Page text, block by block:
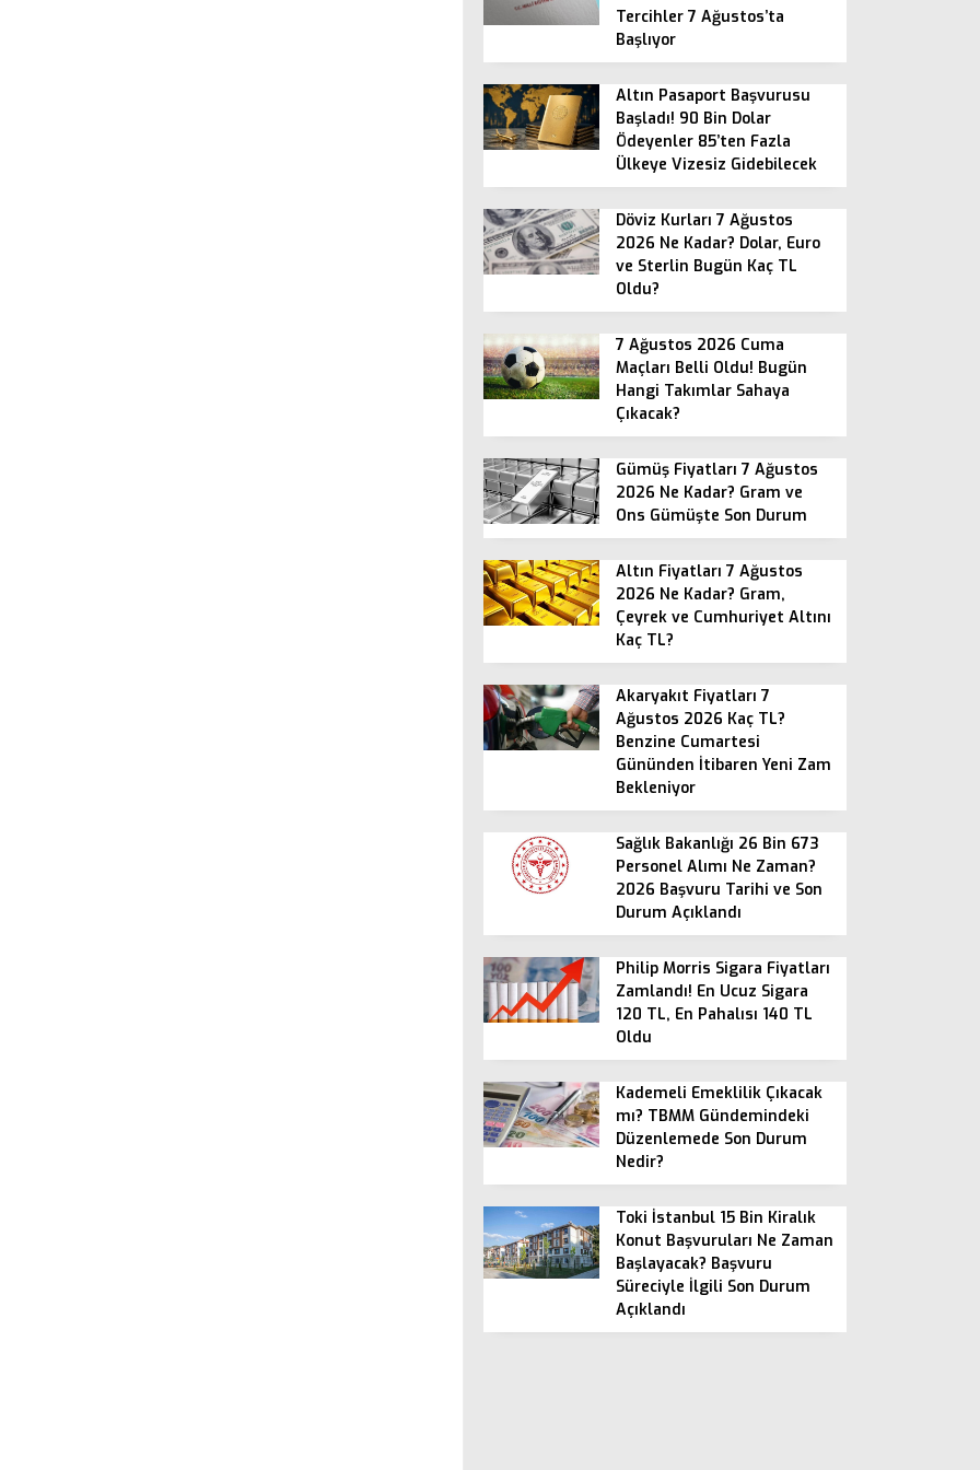
Tercihler 7 Ağustos’ta
Başlıyor
Altın Pasaport Başvurusu
Başladı! 90 Bin Dolar
Ödeyenler 85’ten Fazla
Ülkeye Vizesiz Gidebilecek
Döviz Kurları 7 Ağustos
2026 Ne Kadar? Dolar, Euro
ve Sterlin Bugün Kaç TL
Oldu?
7 Ağustos 2026 Cuma
Maçları Belli Oldu! Bugün
Hangi Takımlar Sahaya
Çıkacak?
Gümüş Fiyatları 7 Ağustos
2026 Ne Kadar? Gram ve
Ons Gümüşte Son Durum
Altın Fiyatları 7 Ağustos
2026 Ne Kadar? Gram,
Çeyrek ve Cumhuriyet Altını
Kaç TL?
Akaryakıt Fiyatları 7
Ağustos 2026 Kaç TL?
Benzine Cumartesi
Gününden İtibaren Yeni Zam
Bekleniyor
Sağlık Bakanlığı 26 Bin 673
Personel Alımı Ne Zaman?
2026 Başvuru Tarihi ve Son
Durum Açıklandı
Philip Morris Sigara Fiyatları
Zamlandı! En Ucuz Sigara
120 TL, En Pahalısı 140 TL
Oldu
Kademeli Emeklilik Çıkacak
mı? TBMM Gündemindeki
Düzenlemede Son Durum
Nedir?
Toki İstanbul 15 Bin Kiralık
Konut Başvuruları Ne Zaman
Başlayacak? Başvuru
Süreciyle İlgili Son Durum
Açıklandı